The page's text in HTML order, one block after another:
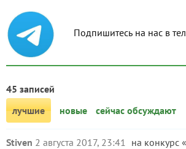
45 записей
лучшие
новые сейчас обсуждают
Stiven 2 августа 2017, 23:41 на конкурс «